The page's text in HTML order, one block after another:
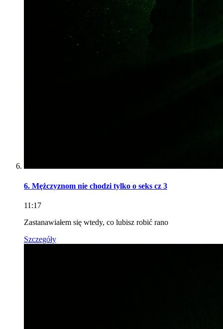
6. Mężczyznom nie chodzi tylko o seks cz 3
11:17
Zastanawiałem się wtedy, co lubisz robić rano
Szczegóły